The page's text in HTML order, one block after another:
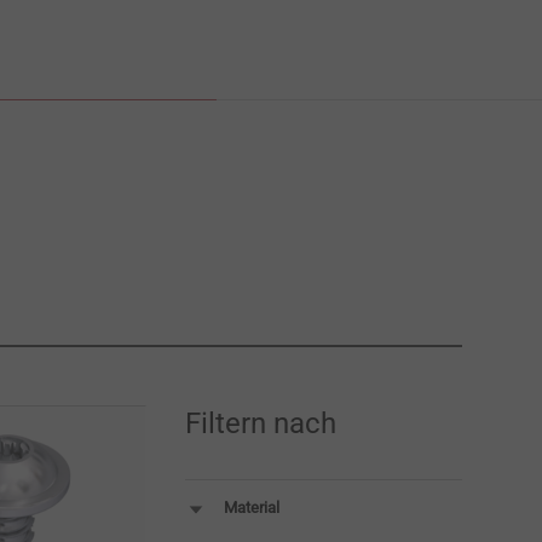
Filtern nach
Material